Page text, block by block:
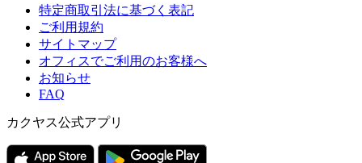
特定商取引法に基づく表記
ご利用規約
サイトマップ
オフィスでご利用のお客様へ
お知らせ
FAQ
カクヤス公式アプリ